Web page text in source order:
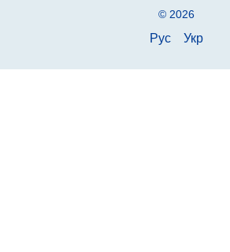
© 2026
Рус Укр